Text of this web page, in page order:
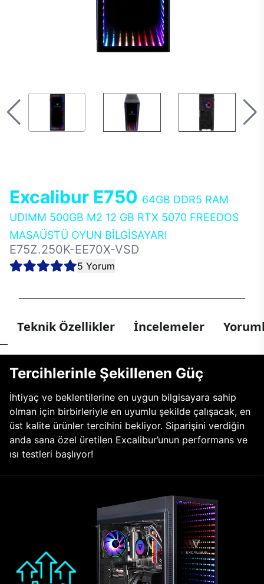
Excalibur E750 64GB DDR5 RAM
UDIMM 500GB M2 12 GB RTX 5070 FREEDOS
MASAÜSTÜ OYUN BİLGİSAYARI
E75Z.250K-EE70X-VSD
5 Yorum
Teknik Özellikler İncelemeler
Tercihlerinle Şekillenen Güç
İhtiyaç ve beklentilerine en uygun bilgisayara sahip
olman için birbirleriyle en uyumlu şekilde çalışacak, en
üst kalite ürünler tercihini bekliyor. Siparişini verdiğin
anda sana özel üretilen Excalibur’unun performans ve
ısı testleri başlıyor!